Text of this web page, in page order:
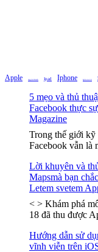
Apple Apple Watch Ipad Iphone Iphone 16
5 mẹo và thủ
Facebook thực
Magazine
Trong thế giới kỹ
Facebook vẫn là
Lời khuyên và
Mapsmà bạn
Letem svetem
< > Khám phá
18 đã thu được
Hướng dẫn sử
vĩnh viễn trên